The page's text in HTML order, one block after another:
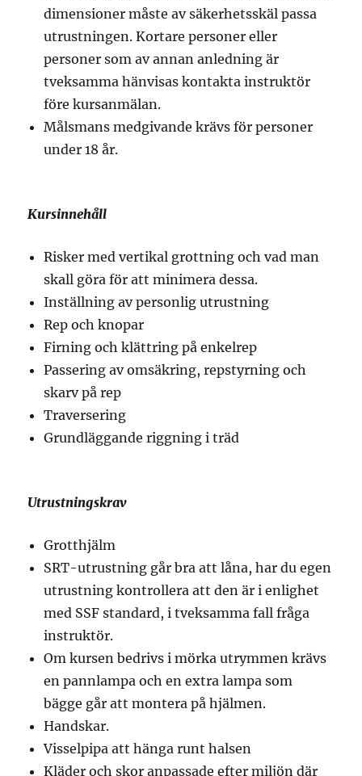
dimensioner måste av säkerhetsskäl passa
utrustningen. Kortare personer eller
personer som av annan anledning är
tveksamma hänvisas kontakta instruktör
före kursanmälan.
Målsmans medgivande krävs för personer
under 18 år.
Kursinnehåll
Risker med vertikal grottning och vad man
skall göra för att minimera dessa.
Inställning av personlig utrustning
Rep och knopar
Firning och klättring på enkelrep
Passering av omsäkring, repstyrning och
skarv på rep
Traversering
Grundläggande riggning i träd
Utrustningskrav
Grotthjälm
SRT-utrustning går bra att låna, har du egen
utrustning kontrollera att den är i enlighet
med SSF standard, i tveksamma fall fråga
instruktör.
Om kursen bedrivs i mörka utrymmen krävs
en pannlampa och en extra lampa som
bägge går att montera på hjälmen.
Handskar.
Visselpipa att hänga runt halsen
Kläder och skor anpassade efter miljön där